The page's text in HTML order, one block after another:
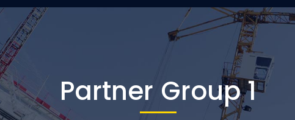
Partner Group 1